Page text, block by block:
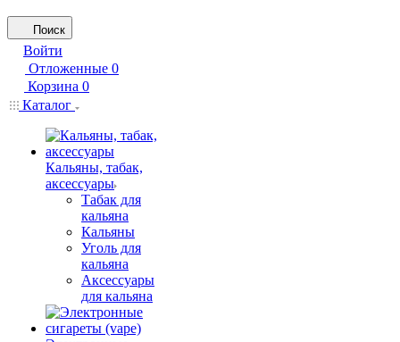
Поиск
Войти
Отложенные 0
Корзина 0
Каталог
Кальяны, табак,
аксессуары
Табак для
кальяна
Кальяны
Уголь для
кальяна
Аксессуары
для кальяна